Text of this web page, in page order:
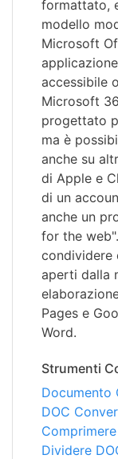
formattato,
modello
Microsoft
accessibile
Microsoft
progettato
ma è
anche su
di Apple e
di un
anche un
for the
condividere
aperti dalla
Pages e
Word.
Strumenti
Documento
DOC
Dividere